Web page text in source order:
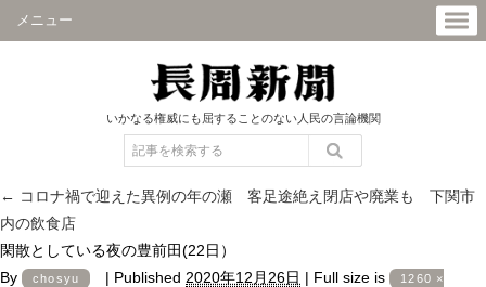
メニュー
いかなる権威にも屈することのない人民の言論機関
← コロナ禍で迎えた異例の年の瀬 客足途絶え閉店や廃業も 下関市
内の飲食店
閑散としている夜の豊前田(22日）
By
chosyu | Published 2020年12月26日 | Full size is 1260 ×